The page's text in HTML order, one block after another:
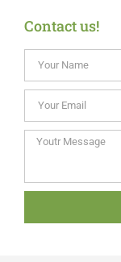
Contact us!